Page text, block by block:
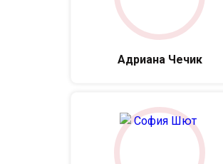
Адриана Чечик